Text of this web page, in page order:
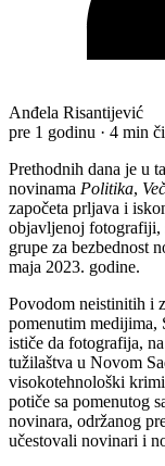
Anđela Risantijević
pre 1 godinu · 4 min
Prethodnih dana je u
novinama Politika,
započeta prljava i
objavljenoj fotografiji,
grupe za bezbednost
maja 2023. godine.
Povodom neistinitih i
pomenutim medijima,
ističe da fotografija,
tužilaštva u Novom
visokotehnološki
potiče sa pomenutog
novinara, održanog
učestovali novinari i